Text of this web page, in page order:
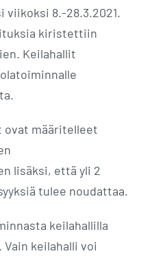
viikoksi 8.-28.3.2021.
kiristettiin
Keilahallit
ovat määritelleet
lisäksi, että yli 2
tulee noudattaa.
keilahallilla
keilahalli voi